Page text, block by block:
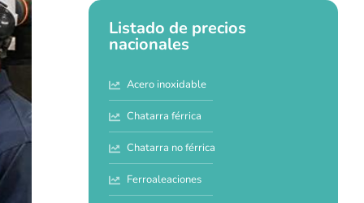
Listado de precios
nacionales
Acero inoxidable
Chatarra férrica
Chatarra no férrica
Ferroaleaciones